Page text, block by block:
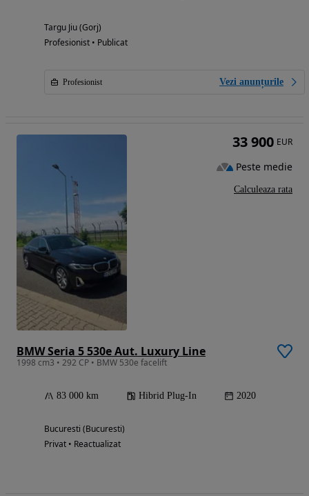
Targu Jiu (Gorj)
Profesionist • Publicat
Profesionist Vezi anunțurile
BMW Seria 5 530e Aut. Luxury Line
1998 cm3 • 292 CP • BMW 530e facelift
83 000 km Hibrid Plug-In 2020
Bucuresti (Bucuresti)
Privat • Reactualizat
33 900 EUR
Peste medie
Calculeaza rata